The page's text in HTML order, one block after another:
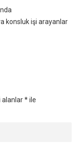
konsluk işi arayanlar
alanlar*ile